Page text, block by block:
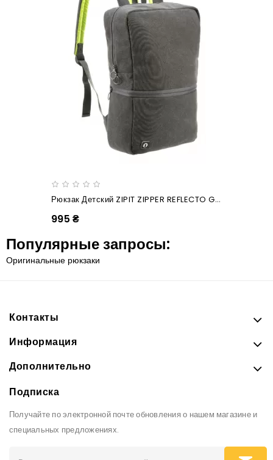
Рюкзак Детский ZIPIT ZIPPER REFLECTO GREY & GREEN
995 ₴
Популярные запросы:
Оригинальные рюкзаки
Контакты
Информация
Дополнительно
Подписка
Получайте по электронной почте обновления о нашем магазине и
специальных предложениях.